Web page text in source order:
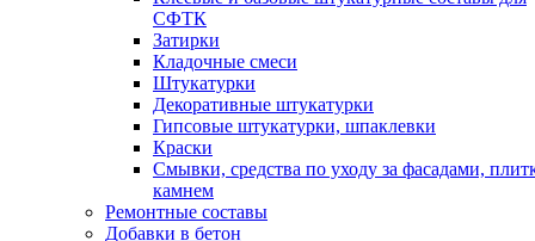
СФТК
Затирки
Кладочные смеси
Штукатурки
Декоративные штукатурки
Гипсовые штукатурки, шпаклевки
Краски
Смывки, средства по уходу за фасадами,
камнем
Ремонтные составы
Добавки в бетон